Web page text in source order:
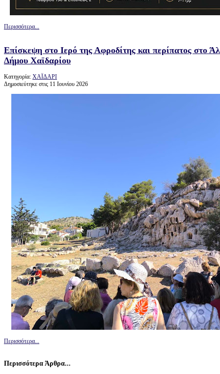
Περισσότερα...
Επίσκεψη στο Ιερό της Αφροδίτης και περίπατος στο
Δήμου Χαϊδαρίου
Κατηγορία: ΧΑΪΔΑΡΙ
Δημοσιεύτηκε στις 11 Ιουνίου 2026
Περισσότερα...
Περισσότερα Άρθρα...